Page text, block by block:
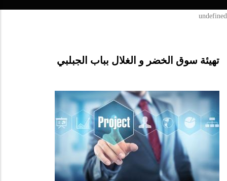
undefined
تهيئة سوق الخضر و الغلال بباب الجبلبي